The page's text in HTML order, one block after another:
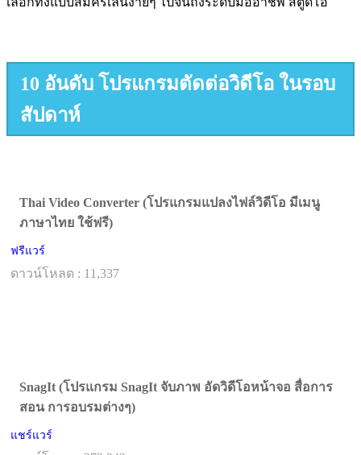
10 อันดับ โปรแกรมตัดต่อวิดีโอ ในรอบ
สัปดาห์
Thai Video Converter (โปรแกรมแปลงไฟล์วิดีโอ มีเมนู
ภาษาไทย ใช้ฟรี)
ฟรีแวร์
ดาวน์โหลด : 11,337
SnagIt (โปรแกรม SnagIt จับภาพ อัดวิดีโอหน้าจอ สื่อการ
สอน การอบรมต่างๆ)
แชร์แวร์